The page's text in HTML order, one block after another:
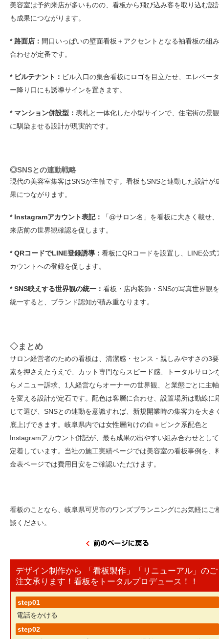
美容室は予約来店が多いものの、看板から飛び込み客を取り込む設
も成果につながります。
* 路面店： 間口いっぱいの壁面看板＋アクセントとなる袖看板の組み
合わせが定番です。
* ビルテナント： ビル入口の集合看板にロゴを目立たせ、エレベータ
ー降り口にも誘導サインを置きます。
* マンション併設型： 表札と一体化した小型サインで、住宅街の景観
に馴染ませる設計が現実的です。
◎SNSとの連動戦略
現代の美容室集客はSNSが主軸です。看板もSNSと連動した設計が
果につながります。
* Instagramアカウント表記：
「@サロン名」を看板に大きく載せ、
来店前の世界観確認を促します。
* QRコードでLINE登録誘導： 看板にQRコードを設置し、LINE公式
カウントへの登録を促します。
* SNS映えする世界観の統一： 看板・店内装飾・SNSの写真世界観を
統一すると、ブランド認知が積み重なります。
◇まとめ
サロン経営者のための看板は、清潔感・センス・親しみやすさの3要
素を押さえたうえで、カット専門ならスピード感、トータルサロン
らメニュー訴求、1人経営ならオーナーの世界観、と業態ごとに主軸
を変える設計が定石です。配色は客層に合わせ、設置場所は動線に
じて選び、SNSとの連動を意識すれば、新規開業時の集客力を大き
底上げできます。岐阜県内では女性層向けの白＋ピンク系配色と
Instagramアカウント併記が、最も成果の出やすい組み合わせとして
定着しています。当社の施工実績ページでは美容室の看板事例を、
金表ページでは費用目安をご確認いただけます。
看板のことなら、岐阜県可児市のワンズプランニングにお気軽にご
談ください。
デザイン制作から 「看板製作」「リニューアル」のご
注文承ります！看板をトータルプロデュース！！
step01
電話をかける
step02